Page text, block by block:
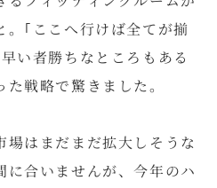
｢ここへ行けば全てが揃
い者勝ちなところもある
た戦略で驚きました。
場はまだまだ拡大しそうな
に合いませんが、今年のハ